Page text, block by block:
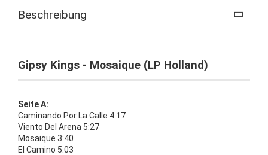
Beschreibung
Gipsy Kings - Mosaique (LP Holland)
Seite A:
Caminando Por La Calle 4:17
Viento Del Arena 5:27
Mosaique 3:40
El Camino 5:03